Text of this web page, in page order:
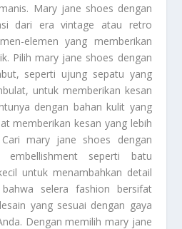
Mary jane shoes dengan
dari era vintage atau retro
elemen yang memberikan
Pilih mary jane shoes dengan
seperti ujung sepatu yang
untuk memberikan kesan
dengan bahan kulit yang
memberikan kesan yang lebih
mary jane shoes dengan
seperti batu
untuk menambahkan detail
selera fashion bersifat
yang sesuai dengan gaya
Dengan memilih mary jane